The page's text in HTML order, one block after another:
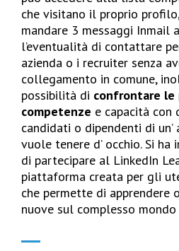
che visitano il proprio
mandare 3 messaggi Inmail
l’eventualità di contattare
azienda o i recruiter senza
collegamento in comune,
possibilità di confrontare le
competenze e capacità
candidati o dipendenti di un’
vuole tenere d’ occhio. Si
di partecipare al LinkedIn
piattaforma creata per gli
che permette di apprendere
nuove sul complesso